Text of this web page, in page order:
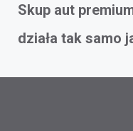
Skup aut
działa tak samo